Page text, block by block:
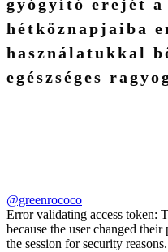
gyógyító erejét a
hétköznapjaiba
használatukkal
egészséges
@greenrococo
Error validating access token:
because the user changed
the session for security reasons.